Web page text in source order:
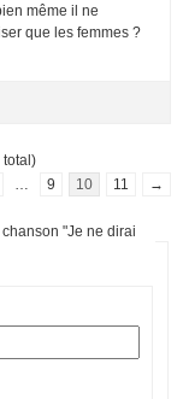
même il ne
que les femmes ?
total)
9 10 11 →
"Je ne dirai